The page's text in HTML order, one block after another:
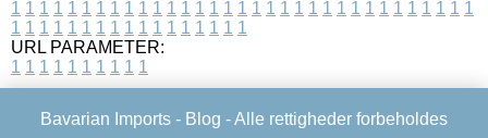
1 1 1 1 1 1 1 1 1 1 1 1 1 1 1 1 1 1 1 1 1 1 1 1 1 1 1 1 1 1 1 1 1
1 1 1 1 1 1 1 1 1 1 1 1 1 1 1 1 1
URL PARAMETER:
1 1 1 1 1 1 1 1 1 1
Bavarian Imports - Blog - Alle rettigheder forbeholdes